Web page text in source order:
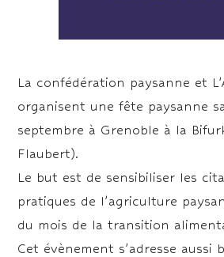
La confédération paysanne et
organisent une fête paysanne
septembre à Grenoble à la
Flaubert).
Le but est de sensibiliser les
pratiques de l’agriculture
du mois de la transition
Cet évènement s’adresse aussi